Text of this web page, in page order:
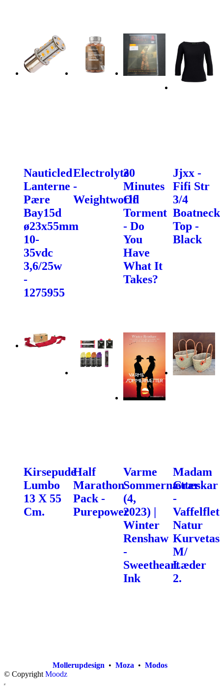
Nauticled
Lanterne
Pære
Bay15d
ø23x55mm
10-
35vdc
3,6/25w
-
1275955
Electrolyte
-
Weightworld
30
Minutes
Of
Torment
- Do
You
Have
What It
Takes?
Jjxx -
Fifi Str
3/4
Boatneck
Top -
Black
Kirsepude
Lumbo
13 X 55
Cm.
Half
Marathon
Pack -
Purepower
Varme
Sommernætter
(4,
2023) |
Winter
Renshaw
-
Sweetheart
Ink
Madam
Græskar
-
Vaffelflet
Natur
M/
Læder
2.
Mollerupdesign • Moza • Modos
© Copyright Moodz